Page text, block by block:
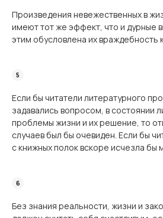
Произведения невежественных в
имеют тот же эффект, что и дурные
этим обусловлена их враждебность
Если бы читатели литературного
задавались вопросом, в состоянии
проблемы жизни и их решение, то
случаев был бы очевиден. Если бы
с книжных полок вскоре исчезла бы
Без знания реальности, жизни и